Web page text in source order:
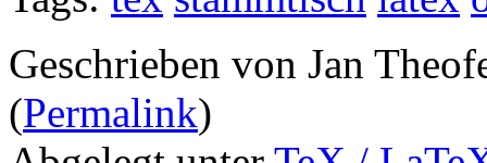
Geschrieben von Jan
(Permalink)